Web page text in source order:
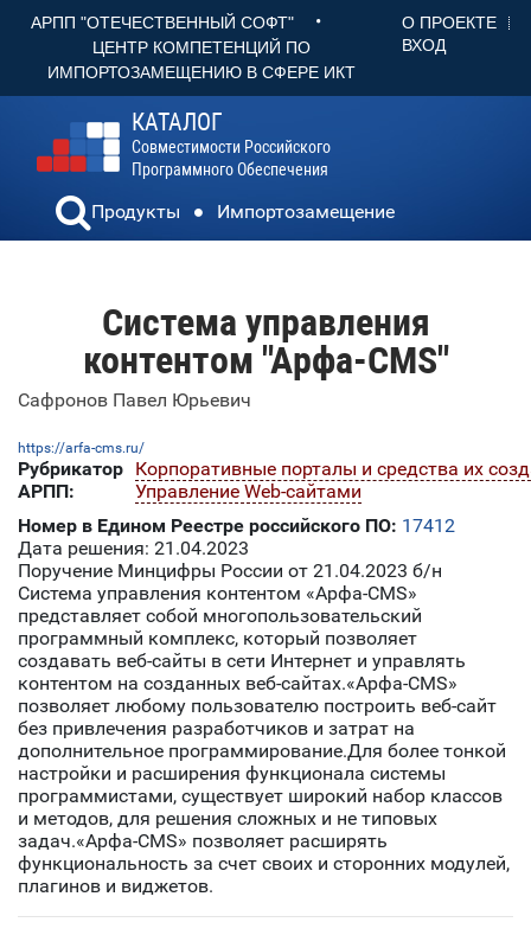
АРПП "ОТЕЧЕСТВЕННЫЙ СОФТ" •
ЦЕНТР КОМПЕТЕНЦИЙ ПО
ИМПОРТОЗАМЕЩЕНИЮ В СФЕРЕ ИКТ
О ПРОЕКТЕ
ВХОД
КАТАЛОГ
Совместимости Российского
Программного Обеспечения
Продукты Импортозамещение
Система управления
контентом "Арфа-CMS"
Сафронов Павел Юрьевич
https://arfa-cms.ru/
Рубрикатор
АРПП:
Корпоративные порталы и средства их
Управление Web-сайтами
Номер в Едином Реестре российского ПО: 17412
Дата решения: 21.04.2023
Поручение Минцифры России от 21.04.2023 б/н
Система управления контентом «Арфа-CMS»
представляет собой многопользовательский
программный комплекс, который позволяет
создавать веб-сайты в сети Интернет и управлять
контентом на созданных веб-сайтах.«Арфа-CMS»
позволяет любому пользователю построить веб-сайт
без привлечения разработчиков и затрат на
дополнительное программирование.Для более тонкой
настройки и расширения функционала системы
программистами, существует широкий набор классов
и методов, для решения сложных и не типовых
задач.«Арфа-CMS» позволяет расширять
функциональность за счет своих и сторонних модулей,
плагинов и виджетов.